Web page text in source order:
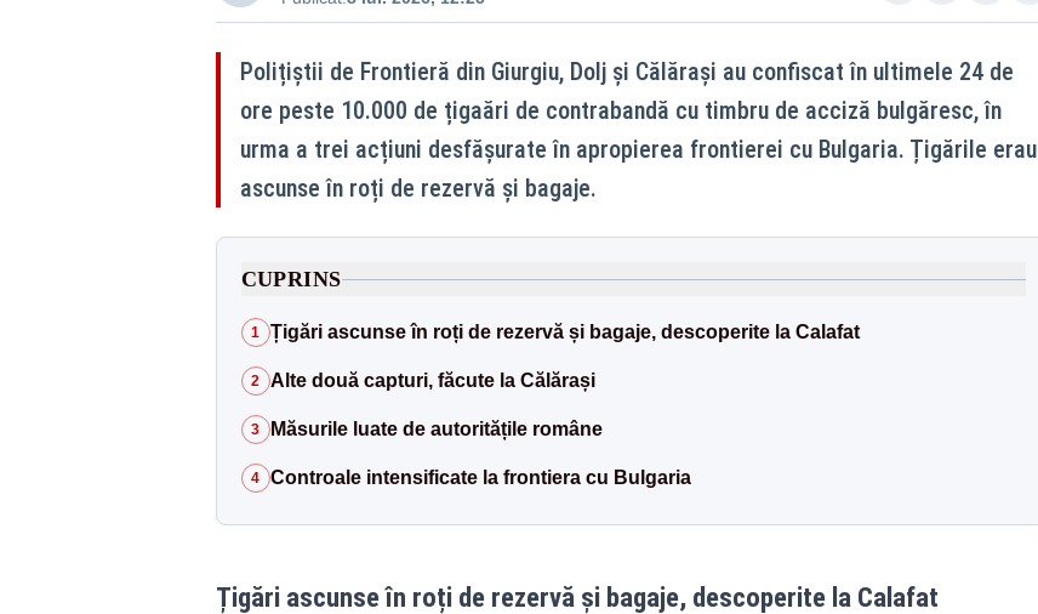
Polițiștii de Frontieră din Giurgiu, Dolj și Călărași au confiscat în ultimele 24 de
ore peste 10.000 de țigaări de contrabandă cu timbru de acciză bulgăresc, în
urma a trei acțiuni desfășurate în apropierea frontierei cu Bulgaria. Țigările erau
ascunse în roți de rezervă și bagaje.
CUPRINS
1 Țigări ascunse în roți de rezervă și bagaje, descoperite la Calafat
2 Alte două capturi, făcute la Călărași
3 Măsurile luate de autoritățile române
4 Controale intensificate la frontiera cu Bulgaria
Țigări ascunse în roți de rezervă și bagaje, descoperite la Calafat